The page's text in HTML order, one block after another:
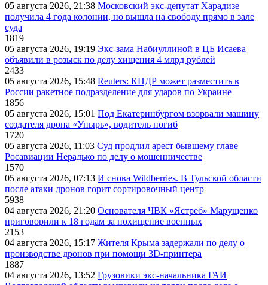
05 августа 2026, 21:38 Московский экс-депутат Харадизе
получила 4 года колонии, но вышла на свободу прямо в зале
суда
1819
05 августа 2026, 19:19 Экс-зама Набиуллиной в ЦБ Исаева
объявили в розыск по делу хищения 4 млрд рублей
2433
05 августа 2026, 15:48 Reuters: КНДР может разместить в
России ракетное подразделение для ударов по Украине
1856
05 августа 2026, 15:01 Под Екатеринбургом взорвали машину
создателя дрона «Упырь», водитель погиб
1720
05 августа 2026, 11:03 Суд продлил арест бывшему главе
Росавиации Нерадько по делу о мошенничестве
1570
05 августа 2026, 07:13 И снова Wildberries. В Тульской области
после атаки дронов горит сортировочный центр
5938
04 августа 2026, 21:20 Основателя ЧВК «Ястреб» Марущенко
приговорили к 18 годам за похищение военных
2153
04 августа 2026, 15:17 Жителя Крыма задержали по делу о
производстве дронов при помощи 3D‑принтера
1887
04 августа 2026, 13:52 Грузовики экс-начальника ГАИ